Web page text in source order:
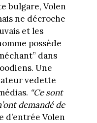
bulgare, Volen
ne décroche
et les
possède
dans
Une
vedette
“Ce sont
demandé de
d’entrée Volen